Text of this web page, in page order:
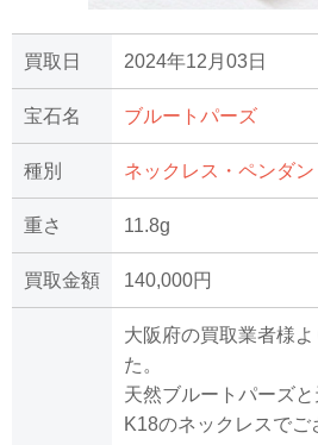
買取日 2024年12月03日
宝石名 ブルートパーズ
種別 ネックレス・ペンダン
重さ 11.8g
買取金額 140,000円
大阪府の買取業者様
た。
天然ブルートパーズ
K18のネックレスでご